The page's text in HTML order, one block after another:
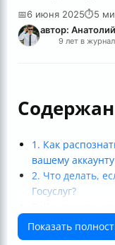
📅6 июня 2025⏱5
автор:
9 лет в
1. Как
вашему аккаунту
2. Что делать,
Госуслуг?
4. Как защитить
будущем?
Показать